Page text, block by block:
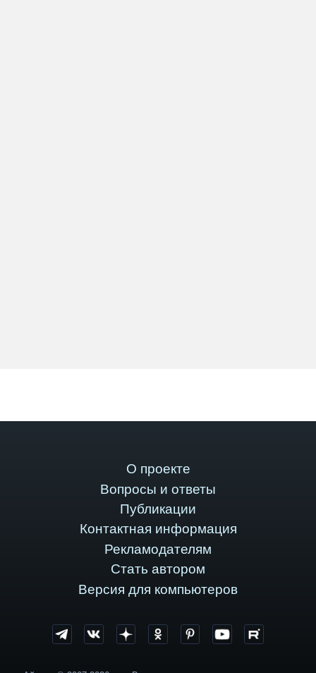
О проекте
Вопросы и ответы
Публикации
Контактная информация
Рекламодателям
Стать автором
Версия для компьютеров